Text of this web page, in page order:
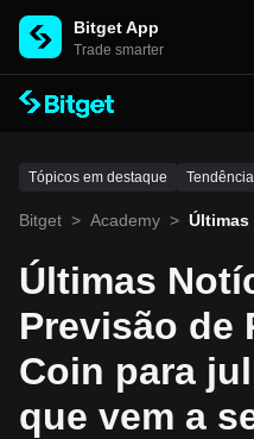
Bitget App
Trade smarter
Tópicos em destaque
Bitget > Academy > Últimas
m a
Últimas
Previsão de
Coin para
que vem a